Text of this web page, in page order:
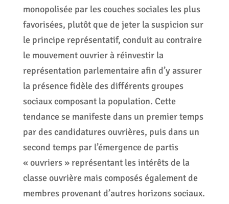
monopolisée par les couches sociales les plus
favorisées, plutôt que de jeter la suspicion sur
le principe représentatif, conduit au contraire
le mouvement ouvrier à réinvestir la
représentation parlementaire afin d’y assurer
la présence fidèle des différents groupes
sociaux composant la population. Cette
tendance se manifeste dans un premier temps
par des candidatures ouvrières, puis dans un
second temps par l’émergence de partis
« ouvriers » représentant les intérêts de la
classe ouvrière mais composés également de
membres provenant d’autres horizons sociaux.